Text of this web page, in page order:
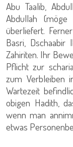
Abu Taalib,
Abdullah
überliefert.
Basri,
Zahiriten. Ihr
Pflicht zur
zum Verbleiben
Wartezeit
obigen Hadith,
wenn man
etwas